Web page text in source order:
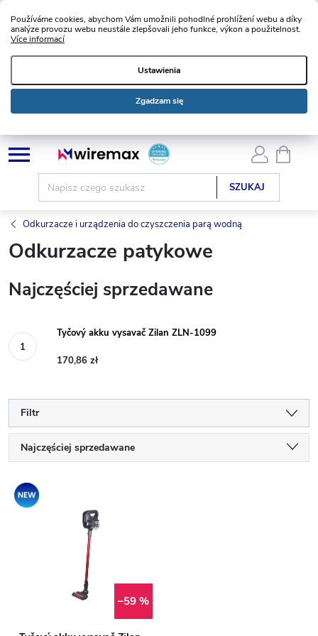
Používáme cookies, abychom Vám umožnili pohodlné prohlížení webu a díky
analýze provozu webu neustále zlepšovali jeho funkce, výkon a použitelnost.
Více informací
Ustawienia
Zgadzam się
Przejść
do
SZUKAJ
Odkurzacze i urządzenia do czyszczenia parą wodną
Odkurzacze patykowe
Najczęściej sprzedawane
Tyčový akku vysavač Zilan ZLN-1099
170,86 zł
Filtr
S
o
w
Najczęściej sprzedawane
Najdroższe
L
Nowość
–59 %